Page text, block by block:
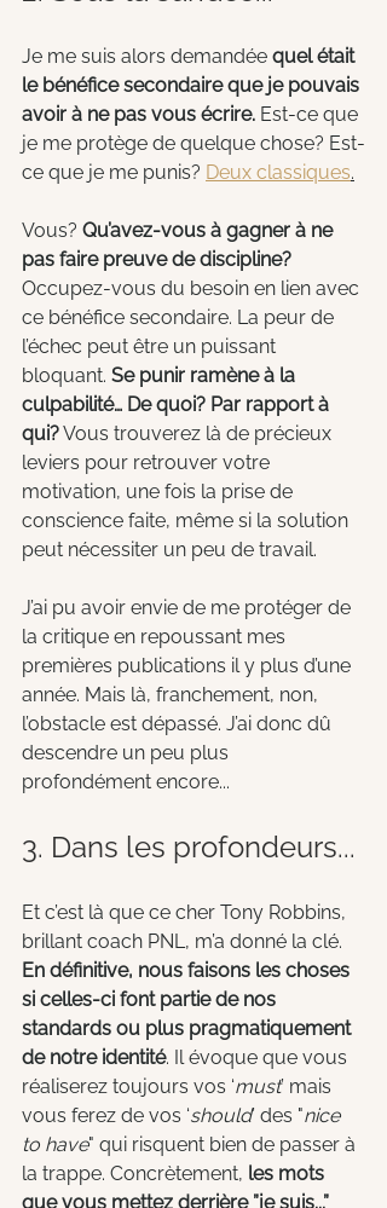
Je me suis alors demandée quel était
le bénéfice secondaire que je pouvais
avoir à ne pas vous écrire. Est-ce que
je me protège de quelque chose? Est-
ce que je me punis? Deux classiques.
Vous? Qu’avez-vous à gagner à ne
pas faire preuve de discipline?
Occupez-vous du besoin en lien avec
ce bénéfice secondaire. La peur de
l’échec peut être un puissant
bloquant. Se punir ramène à la
culpabilité… De quoi? Par rapport à
qui? Vous trouverez là de précieux
leviers pour retrouver votre
motivation, une fois la prise de
conscience faite, même si la solution
peut nécessiter un peu de travail.
J’ai pu avoir envie de me protéger de
la critique en repoussant mes
premières publications il y plus d’une
année. Mais là, franchement, non,
l’obstacle est dépassé. J’ai donc dû
descendre un peu plus
profondément encore...
3. Dans les profondeurs...
Et c’est là que ce cher Tony Robbins,
brillant coach PNL, m’a donné la clé.
En définitive, nous faisons les choses
si celles-ci font partie de nos
standards ou plus pragmatiquement
de notre identité. Il évoque que vous
réaliserez toujours vos ‘must’ mais
vous ferez de vos ‘should’ des "nice
to have" qui risquent bien de passer à
la trappe. Concrètement, les mots
que vous mettez derrière ”je suis...”